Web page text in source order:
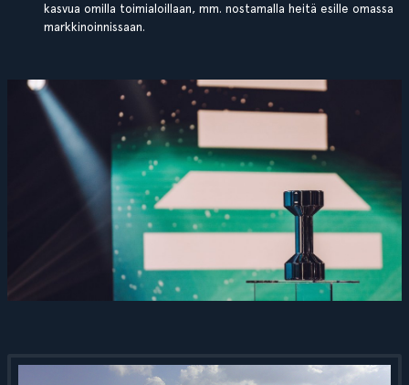
kasvua omilla toimialoillaan, mm. nostamalla heitä esille omassa
markkinoinnissaan.